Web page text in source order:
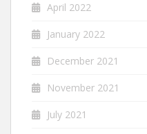
April 2022
January 2022
December 2021
November 2021
July 2021